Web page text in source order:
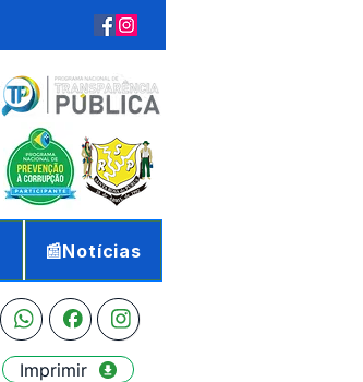
📰Notícias
Imprimir